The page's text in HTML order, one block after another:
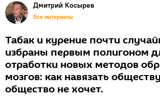
Дмитрий Косырев
Все материалы
Табак и курение почти
избраны первым полигоном
отработки новых методов
мозгов: как навязать
общество не хочет.